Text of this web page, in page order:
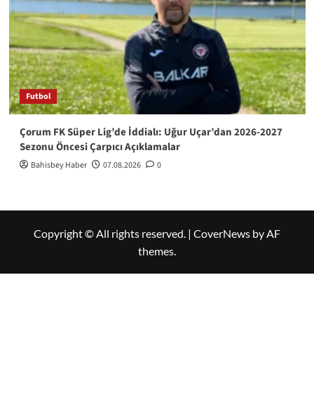
Futbol
Çorum FK Süper Lig’de İddialı: Uğur Uçar’dan 2026-2027
Sezonu Öncesi Çarpıcı Açıklamalar
Bahisbey Haber 07.08.2026 0
Copyright © All rights reserved. | CoverNews by AF
themes.